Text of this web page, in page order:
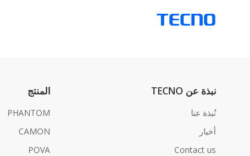
نبذة عن TECNO
نُبذة عنا
أخبار
Contact us
المنتج
PHANTOM
CAMON
POVA